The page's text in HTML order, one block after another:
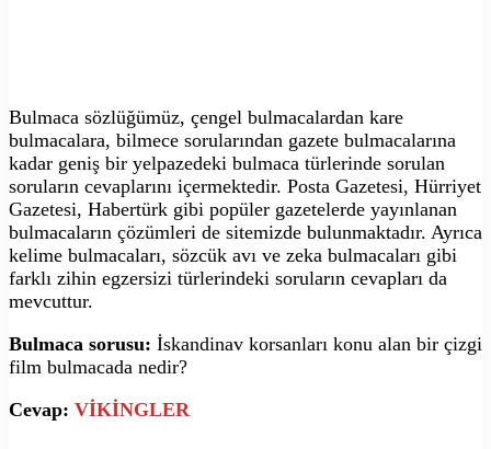
Bulmaca sözlüğümüz, çengel bulmacalardan kare
bulmacalara, bilmece sorularından gazete bulmacalarına
kadar geniş bir yelpazedeki bulmaca türlerinde sorulan
soruların cevaplarını içermektedir. Posta Gazetesi, Hürriyet
Gazetesi, Habertürk gibi popüler gazetelerde yayınlanan
bulmacaların çözümleri de sitemizde bulunmaktadır. Ayrıca
kelime bulmacaları, sözcük avı ve zeka bulmacaları gibi
farklı zihin egzersizi türlerindeki soruların cevapları da
mevcuttur.
Bulmaca sorusu: İskandinav korsanları konu alan bir çizgi
film bulmacada nedir?
Cevap: VİKİNGLER